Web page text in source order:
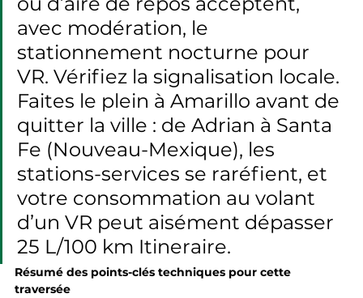
avec modération, le
stationnement nocturne pour
VR. Vérifiez la signalisation locale.
Faites le plein à Amarillo avant de
quitter la ville : de Adrian à Santa
Fe (Nouveau-Mexique), les
stations-services se raréfient, et
votre consommation au volant
d’un VR peut aisément dépasser
25 L/100 km Itineraire.
Résumé des points-clés techniques pour cette
traversée